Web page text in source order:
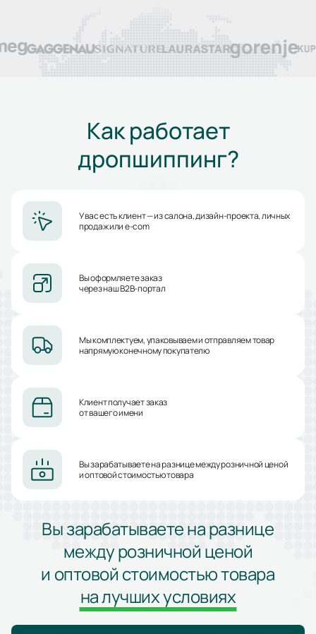
Как работает
дропшиппинг?
У вас есть клиент — из салона, дизайн-проекта, личных
продаж или e-com
Вы оформляете заказ
через наш B2B-портал
Мы комплектуем, упаковываем и отправляем товар
напрямую конечному покупателю
Клиент получает заказ
от вашего имени
Вы зарабатываете на разнице между розничной ценой
и оптовой стоимостью товара
Вы зарабатываете на разнице
между розничной ценой
и оптовой стоимостью товара
на лучших условиях